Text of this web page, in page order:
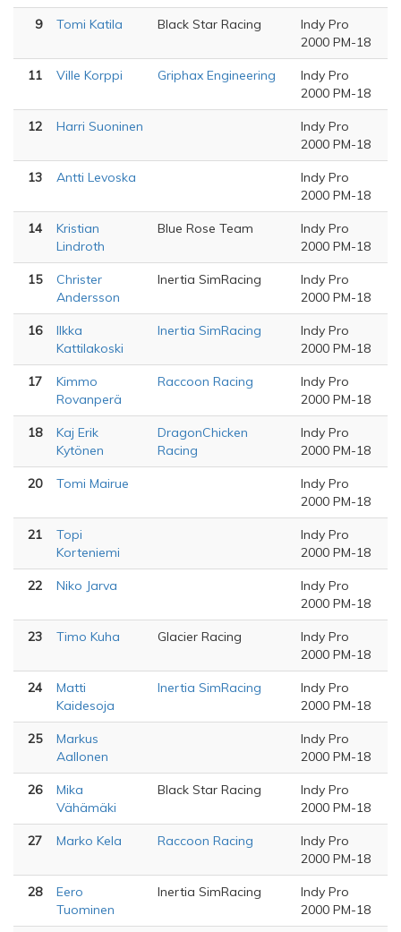
9 Tomi Katila Black Star Racing
Indy Pro
2000 PM-18
11 Ville Korppi Griphax Engineering
Indy Pro
2000 PM-18
12 Harri Suoninen
Indy Pro
2000 PM-18
13 Antti Levoska
Indy Pro
2000 PM-18
14
Kristian
Lindroth
Blue Rose Team
Indy Pro
2000 PM-18
15
Christer
Andersson
Inertia SimRacing
Indy Pro
2000 PM-18
16
Ilkka
Kattilakoski
Inertia SimRacing
Indy Pro
2000 PM-18
17
Kimmo
Rovanperä
Raccoon Racing
Indy Pro
2000 PM-18
18
Kaj Erik
Kytönen
DragonChicken
Racing
Indy Pro
2000 PM-18
20 Tomi Mairue
Indy Pro
2000 PM-18
21
Topi
Korteniemi
Indy Pro
2000 PM-18
22 Niko Jarva
Indy Pro
2000 PM-18
23 Timo Kuha Glacier Racing
Indy Pro
2000 PM-18
24
Matti
Kaidesoja
Inertia SimRacing
Indy Pro
2000 PM-18
25
Markus
Aallonen
Indy Pro
2000 PM-18
26
Mika
Vähämäki
Black Star Racing
Indy Pro
2000 PM-18
27 Marko Kela Raccoon Racing
Indy Pro
2000 PM-18
28
Eero
Tuominen
Inertia SimRacing
Indy Pro
2000 PM-18